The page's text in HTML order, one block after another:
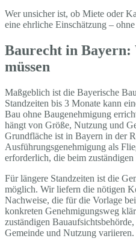
Wer unsicher ist, ob Miete oder
eine ehrliche Einschätzung –
Baurecht in Bayern:
müssen
Maßgeblich ist die Bayerische
Standzeiten bis 3 Monate kann
Bau ohne Baugenehmigung
hängt von Größe, Nutzung und
Grundfläche ist in Bayern in der
Ausführungsgenehmigung als
erforderlich, die beim
Für längere Standzeiten ist die
möglich. Wir liefern die nötigen
Nachweise, die für die Vorlage
konkreten Genehmigungsweg
zuständigen
Gemeinde und Nutzung variieren.